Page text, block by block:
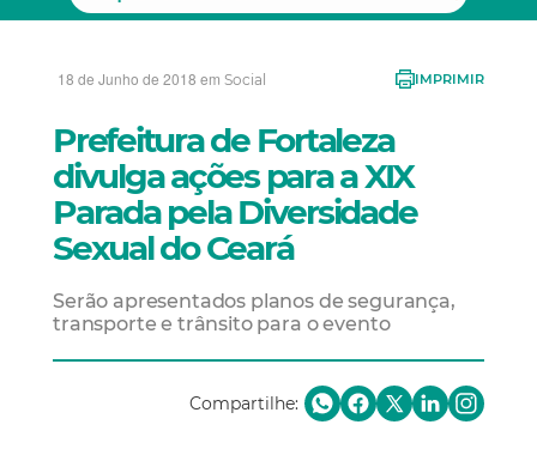
18 de Junho de 2018 em Social IMPRIMIR
Prefeitura de Fortaleza
divulga ações para a XIX
Parada pela Diversidade
Sexual do Ceará
Serão apresentados planos de segurança,
transporte e trânsito para o evento
Compartilhe: